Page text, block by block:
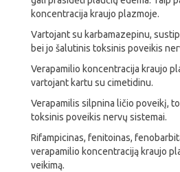
koncentracija kraujo plazmoje.
Vartojant su karbamazepinu,
bei jo šalutinis toksinis poveikis
Verapamilio koncentracija kraujo
vartojant kartu su cimetidinu.
Verapamilis silpnina ličio poveikį,
toksinis poveikis nervų sistemai.
Rifampicinas, fenitoinas,
verapamilio koncentraciją kraujo
veikimą.